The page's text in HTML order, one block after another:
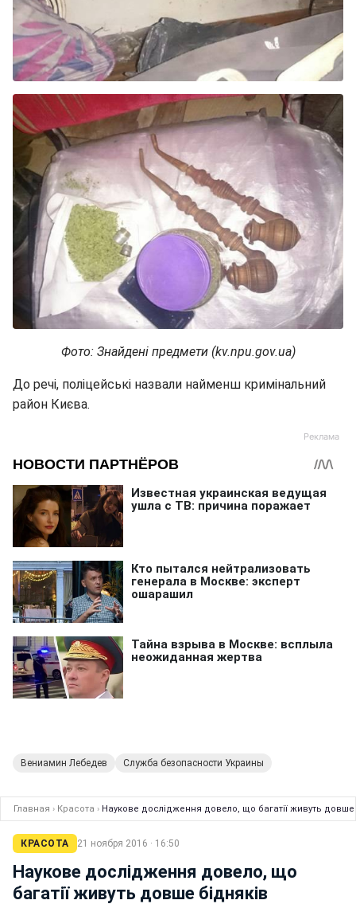
Фото: Знайдені предмети (kv.npu.gov.ua)
До речі, поліцейські назвали найменш кримінальний
район Києва.
Вениамин Лебедев Служба безопасности Украины
Главная › Красота › Наукове дослідження довело, що багатії живуть довше
КРАСОТА 21 ноября 2016 · 16:50
Наукове дослідження довело, що
багатії живуть довше бідняків